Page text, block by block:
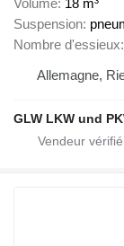
Volume 18 m³
Suspension
Nombre d'essieux
Allemagne,
GLW LKW und